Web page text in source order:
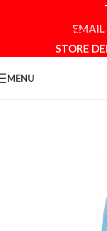
Skip to main content
EMAIL
STORE
MENU